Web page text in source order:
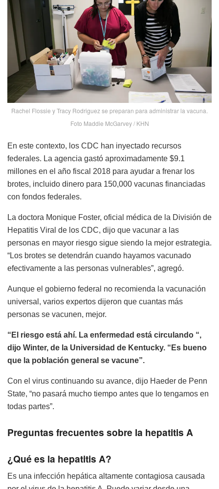
Rachel Flossie y Tracy Rodriguez se preparan para administrar la vacuna.
Foto Maddie McGarvey / KHN
En este contexto, los CDC han inyectado recursos
federales. La agencia gastó aproximadamente $9.1
millones en el año fiscal 2018 para ayudar a frenar los
brotes, incluido dinero para 150,000 vacunas financiadas
con fondos federales.
La doctora Monique Foster, oficial médica de la División de
Hepatitis Viral de los CDC, dijo que vacunar a las
personas en mayor riesgo sigue siendo la mejor estrategia.
“Los brotes se detendrán cuando hayamos vacunado
efectivamente a las personas vulnerables”, agregó.
Aunque el gobierno federal no recomienda la vacunación
universal, varios expertos dijeron que cuantas más
personas se vacunen, mejor.
“El riesgo está ahí. La enfermedad está circulando “,
dijo Winter, de la Universidad de Kentucky. “Es bueno
que la población general se vacune”.
Con el virus continuando su avance, dijo Haeder de Penn
State, “no pasará mucho tiempo antes que lo tengamos en
todas partes”.
Preguntas frecuentes sobre la hepatitis A
¿Qué es la hepatitis A?
Es una infección hepática altamente contagiosa causada